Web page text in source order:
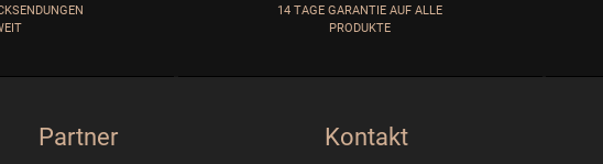
14 TAGE GARANTIE AUF ALLE
PRODUKTE
Partner Kontakt